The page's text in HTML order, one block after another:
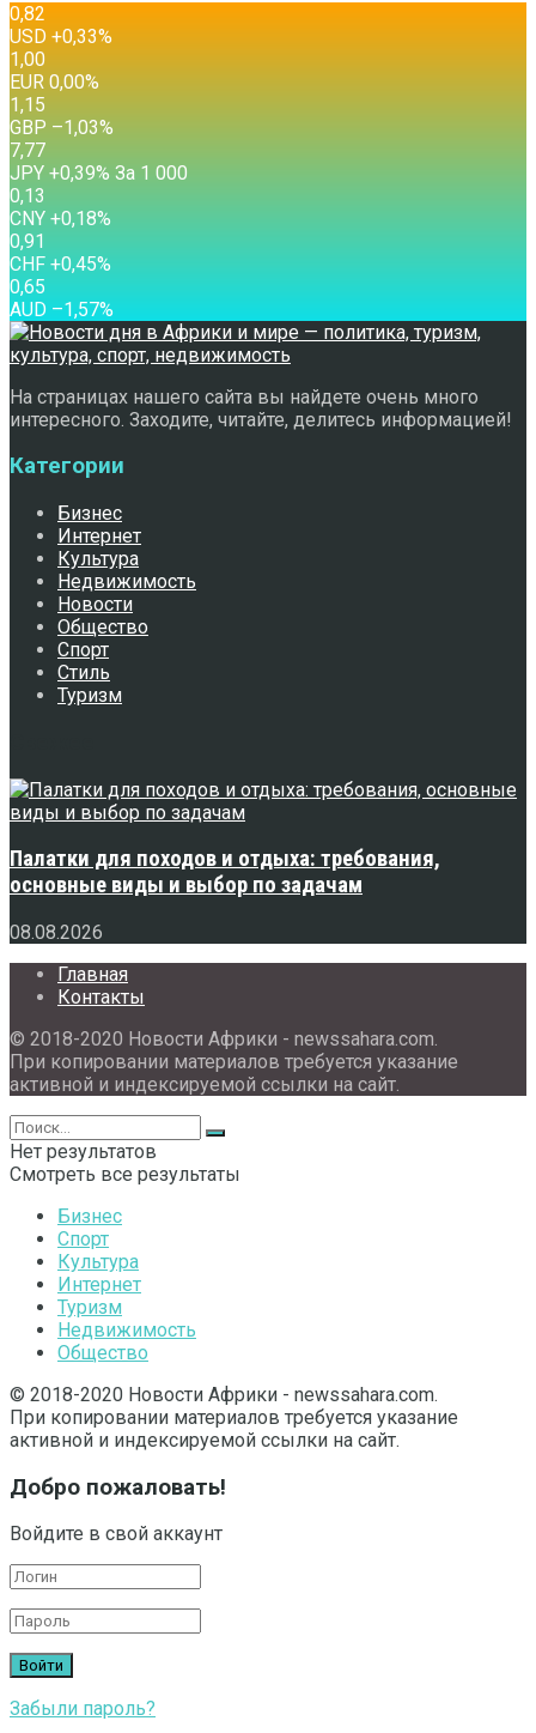
0,82
USD +0,33%
1,00
EUR 0,00%
1,15
GBP –1,03%
7,77
JPY +0,39% За 1 000
0,13
CNY +0,18%
0,91
CHF +0,45%
0,65
AUD –1,57%
На страницах нашего сайта вы найдете очень много
интересного. Заходите, читайте, делитесь информацией!
Категории
Бизнес
Интернет
Культура
Недвижимость
Новости
Общество
Спорт
Стиль
Туризм
Палатки для походов и отдыха: требования,
основные виды и выбор по задачам
08.08.2026
Главная
Контакты
© 2018-2020 Новости Африки - newssahara.com.
При копировании материалов требуется указание
активной и индексируемой ссылки на сайт.
Нет результатов
Смотреть все результаты
Бизнес
Спорт
Культура
Интернет
Туризм
Недвижимость
Общество
© 2018-2020 Новости Африки - newssahara.com.
При копировании материалов требуется указание
активной и индексируемой ссылки на сайт.
Добро пожаловать!
Войдите в свой аккаунт
Забыли пароль?